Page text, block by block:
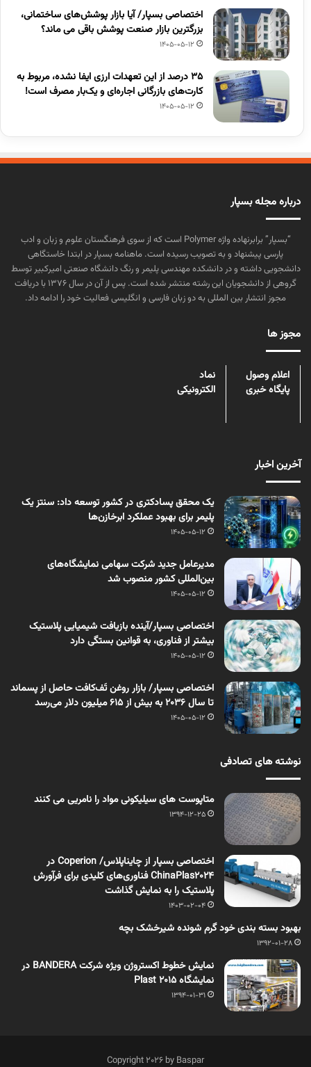
اختصاصی بسپار/ آیا بازار پوشش‌های ساختمانی،
بزرگترین بازار صنعت پوشش باقی می ماند؟
1405-05-12
۳۵ درصد از این تعهدات ارزی ایفا نشده، مربوط به
کارت‌های بازرگانی اجاره‌ای و یک‌بار مصرف است!
1405-05-12
درباره مجله بسپار
“بسپار” برابرنهاده واژه Polymer است که از سوی فرهنگستان علوم و زبان و ادب
پارسی پیشنهاد و به تصویب رسیده است. ماهنامه بسپار در ابتدا خاستگاهی
دانشجویی داشته و در دانشکده مهندسی پلیمر و رنگ دانشگاه صنعتی امیرکبیر توسط
گروهی از دانشجویان این رشته منتشر شده است. پس از آن در سال ۱۳۷۶ با دریافت
مجوز انتشار بین المللی به دو زبان فارسی و انگلیسی فعالیت خود را ادامه داد.
مجوز ها
اعلام وصول
پایگاه خبری
نماد
الکترونیکی
آخرین اخبار
یک محقق پسادکتری در کشور توسعه داد: سنتز یک
پلیمر برای بهبود عملکرد ابرخازن‌ها
1405-05-12
مدیرعامل جدید شرکت سهامی نمایشگاه‌های
بین‌المللی کشور منصوب شد
1405-05-12
اختصاصی بسپار/آینده بازیافت شیمیایی پلاستیک
بیشتر از فناوری، به قوانین بستگی دارد
1405-05-12
اختصاصی بسپار/ بازار روغن تَف‌کافت حاصل از پسماند
تا سال ۲۰۳۶ به بیش از ۶۱۵ میلیون دلار می‌رسد
1405-05-12
نوشته های تصادفی
متاپوست های سیلیکونی مواد را نامریی می کنند
1394-12-25
اختصاصی بسپار از چایناپلاس/ Coperion در
ChinaPlas2024 فناوری‌های کلیدی برای فرآورش
پلاستیک را به نمایش گذاشت
1403-02-04
بهبود بسته بندی خود گرم شونده شیرخشک بچه
1392-01-28
نمایش خطوط اکستروژن ویژه شرکت BANDERA در
نمایشگاه Plast 2015
1394-01-31
Copyright 2026 by Baspar